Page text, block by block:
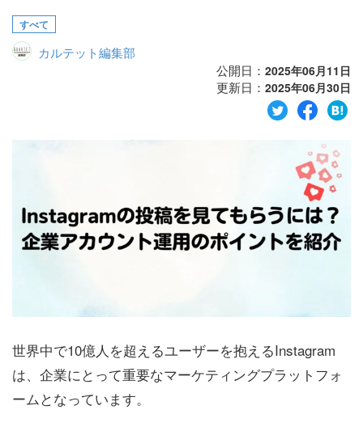
広告代理店・HP制作会社様へ
お問い合わせ
すべて
カルテット編集部
公開日： 2025年06月11日
更新日： 2025年06月30日
世界中で10億人を超えるユーザーを抱えるInstagram
は、企業にとって重要なマーケティングプラットフォ
ームとなっています。